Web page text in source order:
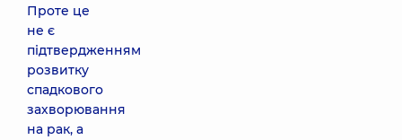
Проте це
не є
підтвердженням
розвитку
спадкового
захворювання
на рак, а